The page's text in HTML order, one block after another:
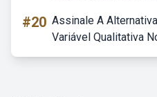
#20 Assinale A
Variável Qualitativa